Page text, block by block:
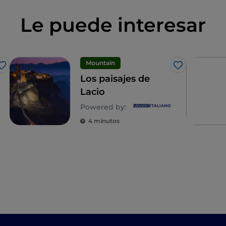
Le puede interesar
Me gusta
Mountain
Me gusta
Los paisajes de
Lacio
Powered by:
4 minutos